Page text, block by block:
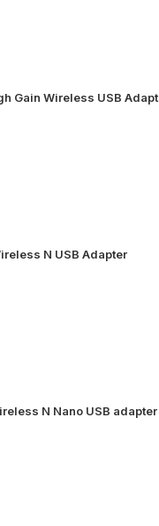
Gain Wireless USB
N USB Adapter
N Nano USB adapter